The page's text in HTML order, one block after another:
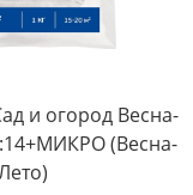
и огород Весна-
(Весна-